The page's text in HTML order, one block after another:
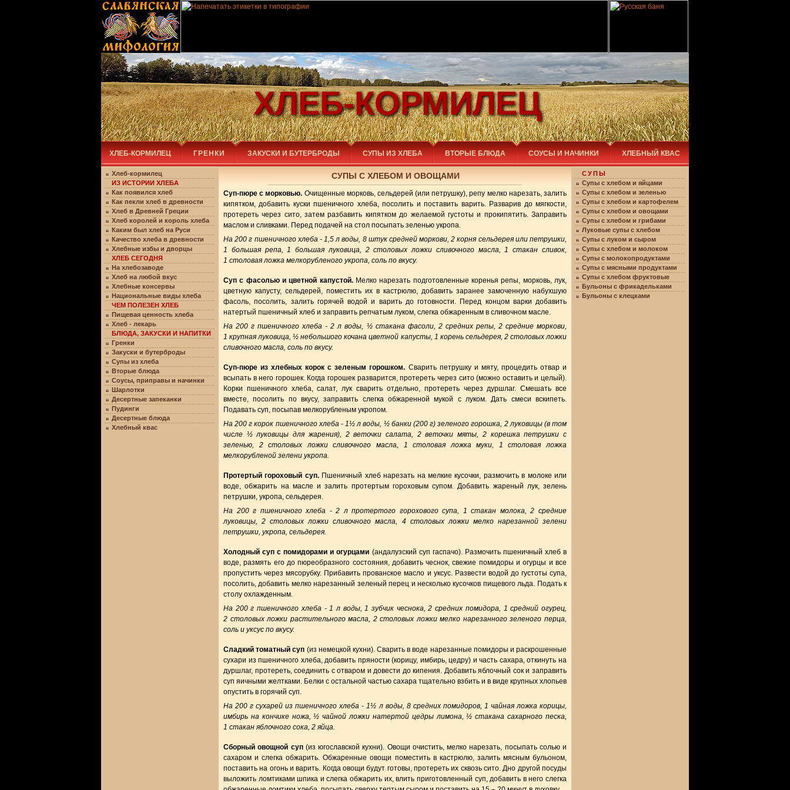
ХЛЕБ-КОРМИЛЕЦ
ХЛЕБ-КОРМИЛЕЦ ГРЕНКИ ЗАКУСКИ И БУТЕРБРОДЫ СУПЫ ИЗ ХЛЕБА ВТОРЫЕ БЛЮДА СОУСЫ И НАЧИНКИ ХЛЕБНЫЙ КВАС
Хлеб-кормилец
ИЗ ИСТОРИИ ХЛЕБА
Как появился хлеб
Как пекли хлеб в древности
Хлеб в Древней Греции
Хлеб королей и король хлеба
Каким был хлеб на Руси
Качество хлеба в древности
Хлебные избы и дворцы
ХЛЕБ СЕГОДНЯ
На хлебозаводе
Хлеб на любой вкус
Хлебные консервы
Национальные виды хлеба
ЧЕМ ПОЛЕЗЕН ХЛЕБ
Пищевая ценность хлеба
Хлеб - лекарь
БЛЮДА, ЗАКУСКИ И НАПИТКИ
Гренки
Закуски и бутерброды
Супы из хлеба
Вторые блюда
Соусы, приправы и начинки
Шарлотки
Десертные запеканки
Пудинги
Десертные блюда
Хлебный квас
СУПЫ С ХЛЕБОМ И ОВОЩАМИ
Суп-пюре с морковью. Очищенные морковь, сельдерей (или петрушку), репу мелко нарезать, залить
кипятком, добавить куски пшеничного хлеба, посолить и поставить варить. Разварив до мягкости,
протереть через сито, затем разбавить кипятком до желаемой густоты и прокипятить. Заправить
маслом и сливками. Перед подачей на стол посыпать зеленью укропа.
На 200 г пшеничного хлеба - 1,5 л воды, 8 штук средней моркови, 2 корня сельдерея или петрушки,
1 большая репа, 1 большая луковица, 2 столовых ложки сливочного масла, 1 стакан сливок,
1 столовая ложка мелкорубленого укропа, соль по вкусу.
Суп с фасолью и цветной капустой.Мелко нарезать подготовленные коренья репы, морковь, лук,
цветную капусту, сельдерей, поместить их в кастрюлю, добавить заранее замоченную набухшую
фасоль, посолить, залить горячей водой и варить до готовности. Перед концом варки добавить
натертый пшеничный хлеб и заправить репчатым луком, слегка обжаренным в сливочном масле.
На 200 г пшеничного хлеба - 2 л воды, ½ стакана фасоли, 2 средних репы, 2 средние моркови,
1 крупная луковица, ½ небольшого кочана цветной капусты, 1 корень сельдерея, 2 столовых ложки
сливочного масла, соль по вкусу.
Суп-пюре из хлебных корок с зеленым горошком. Сварить петрушку и мяту, процедить отвар и
всыпать в него горошек. Когда горошек разварится, протереть через сито (можно оставить и целый).
Корки пшеничного хлеба, салат, лук сварить отдельно, протереть через дуршлаг. Смешать все
вместе, посолить по вкусу, заправить слегка обжаренной мукой с луком. Дать смеси вскипеть.
Подавать суп, посыпав мелкорубленым укропом.
На 200 г корок пшеничного хлеба - 1½ л воды, ½ банки (200 г) зеленого горошка, 2 луковицы (в том
числе ½ луковицы для жарения), 2 веточки салата, 2 веточки мяты, 2 корешка петрушки с
зеленью, 2 столовых ложки сливочного масла, 1 столовая ложка муки, 1 столовая ложка
мелкорубленой зелени укропа.
Протертый гороховый суп.Пшеничный хлеб нарезать на мелкие кусочки, размочить в молоке или
воде, обжарить на масле и залить протертым гороховым супом. Добавить жареный лук, зелень
петрушки, укропа, сельдерея.
На 200 г пшеничного хлеба - 2 л протертого горохового супа, 1 стакан молока, 2 средние
луковицы, 2 столовых ложки сливочного масла, 4 столовых ложки мелко нарезанной зелени
петрушки, укропа, сельдерея.
Холодный суп с помидорами и огурцами (андалузский суп гаспачо). Размочить пшеничный хлеб в
воде, размять его до пюреобразного состояния, добавить чеснок, свежие помидоры и огурцы и все
пропустить через мясорубку. Прибавить прованское масло и уксус. Развести водой до густоты супа,
посолить, добавить мелко нарезанный зеленый перец и несколько кусочков пищевого льда. Подать к
столу охлажденным.
На 200 г пшеничного хлеба - 1 л воды, 1 зубчик чеснока, 2 средних помидора, 1 средний огурец,
2 столовых ложки растительного масла, 2 столовых ложки мелко нарезанного зеленого перца,
соль и уксус по вкусу.
Сладкий томатный суп (из немецкой кухни). Сварить в воде нарезанные помидоры и раскрошенные
сухари из пшеничного хлеба, добавить пряности (корицу, имбирь, цедру) и часть сахара, откинуть на
дуршлаг, протереть, соединить с отваром и довести до кипения. Добавить яблочный сок и заправить
суп яичными желтками. Белки с остальной частью сахара тщательно взбить и в виде крупных хлопьев
опустить в горячий суп.
На 200 г сухарей из пшеничного хлеба - 1½ л воды, 8 средних помидоров, 1 чайная ложка корицы,
имбирь на кончике ножа, ½ чайной ложки натертой цедры лимона, ½ стакана сахарного песка,
1 стакан яблочного сока, 2 яйца.
Сборный овощной суп(из югославской кухни). Овощи очистить, мелко нарезать, посыпать солью и
сахаром и слегка обжарить. Обжаренные овощи поместить в кастрюлю, залить мясным бульоном,
поставить на огонь и варить. Когда овощи будут готовы, протереть их сквозь сито. Дно другой посуды
выложить ломтиками шпика и слегка обжарить их, влить приготовленный суп, добавить в него слегка
СУПЫ
Супы с хлебом и яйцами
Супы с хлебом и зеленью
Супы с хлебом и картофелем
Супы с хлебом и овощами
Супы с хлебом и грибами
Луковые супы с хлебом
Супы с луком и сыром
Супы с хлебом и молоком
Супы с молокопродуктами
Супы с мясными продуктами
Супы с хлебом фруктовые
Бульоны с фрикадельками
Бульоны с клецками